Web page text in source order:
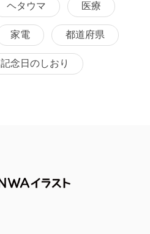
ヘタウマ 医療
家電 都道府県
記念日のしおり